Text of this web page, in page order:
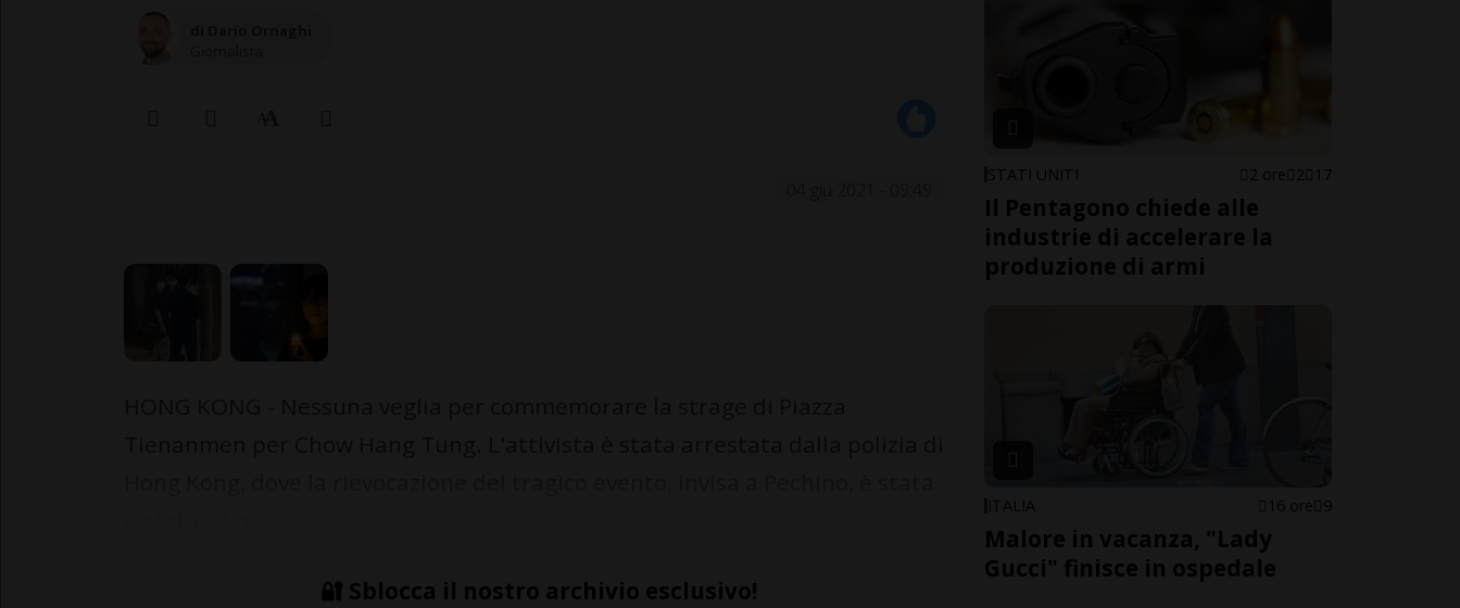
🔐 Sblocca il nostro archivio esclusivo!
STATI UNITI 2 ore 2 17
Il Pentagono chiede alle
industrie di accelerare la
produzione di armi
ITALIA 16 ore 9
Malore in vacanza, "Lady
Gucci" finisce in ospedale